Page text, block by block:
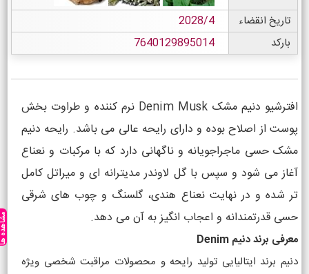
تاریخ انقضاء
2028/4
بارکد
7640129895014
افترشیو دنیم مشک Denim Musk نرم کننده و طراوت بخش
پوست از اصلاح بوده و دارای رایحه عالی می باشد. رایحه دنیم
مشک حسی ماجراجویانه و ناگهانی دارد که با مرکبات و نعناع
آغاز می شود و سپس با گل لاوندر مدیترانه ای و میراتل کامل
تر شده و در نهایت نعناع هندی، گلسنگ و چوب های شرقی
حسی قدرتمندانه و اعجاب انگیز به آن می دهد.
معرفی برند دنیم Denim
دنیم برند ایتالیایی تولید رایحه و محصولات مراقبت شخصی ویژه